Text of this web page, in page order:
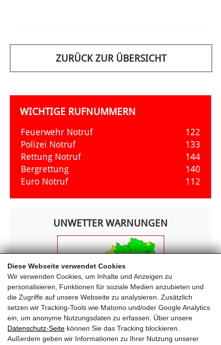
Diese Webseite verwendet Cookies
Wir verwenden Cookies, um Inhalte und Anzeigen zu
personalisieren, Funktionen für soziale Medien anzubieten und
die Zugriffe auf unsere Webseite zu analysieren. Zusätzlich
setzen wir Tracking-Tools wie Matomo und/oder Google Analytics
ein, um anonyme Nutzungsdaten zu erfassen. Über unsere
Datenschutz-Seite können Sie das Tracking blockieren.
Außerdem geben wir Informationen zu Ihrer Nutzung unserer
ZURÜCK ZUR ÜBERSICHT
WICHTIGE RUFNUMMERN
Feuerwehr Notruf
122
Polizei Notruf
133
Rettung Notruf
144
Bergrettung
140
Euro Notruf
112
UNWETTER WARNUNGEN